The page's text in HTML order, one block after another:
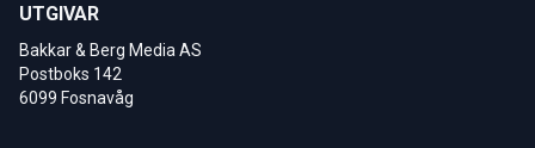
UTGIVAR
Bakkar & Berg Media AS
Postboks 142
6099 Fosnavåg